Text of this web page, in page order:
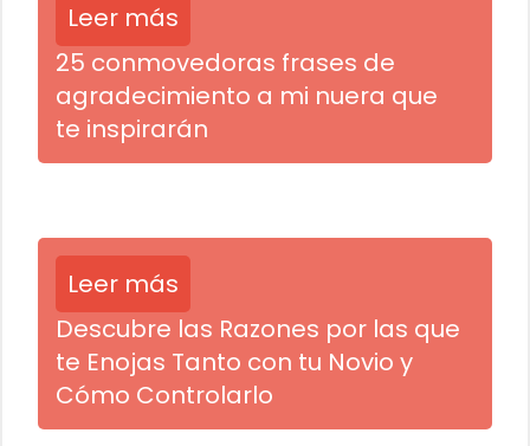
Leer más
25 conmovedoras frases de
agradecimiento a mi nuera que
te inspirarán
Leer más
Descubre las Razones por las que
te Enojas Tanto con tu Novio y
Cómo Controlarlo